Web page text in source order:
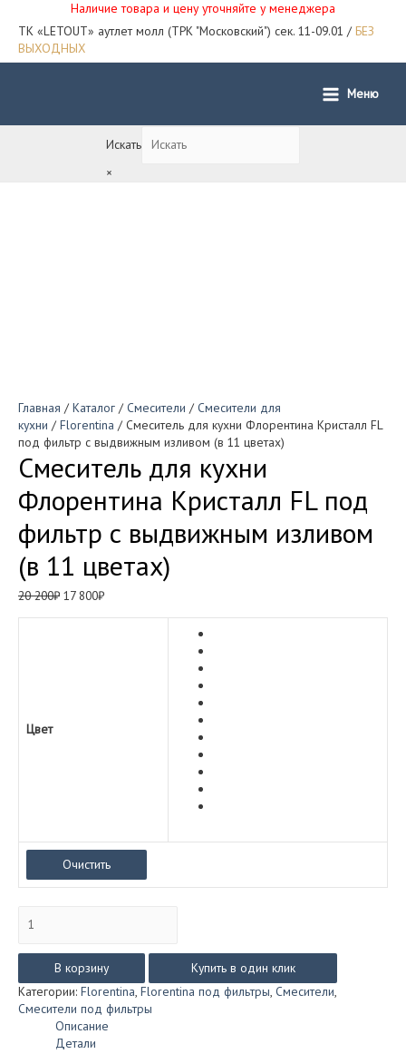
Наличие товара и цену уточняйте у менеджера
ТК «LETOUT» аутлет молл (ТРК "Московский") сек. 11-09.01 / БЕЗ
ВЫХОДНЫХ
Main
Меню
Искать
×
Главная / Каталог / Смесители / Смесители для
кухни / Florentina / Смеситель для кухни Флорентина Кристалл FL
под фильтр с выдвижным изливом (в 11 цветах)
Смеситель для кухни
Флорентина Кристалл FL под
фильтр с выдвижным изливом
(в 11 цветах)
20 200₽ Первоначальная
17 800₽Текущая
Цвет
Очистить
товара
кухни
Флорентина
Кристалл
В корзину
Купить в один клик
Категории: Florentina, Florentina под фильтры, Смесители,
Смесители под фильтры
Описание
Детали